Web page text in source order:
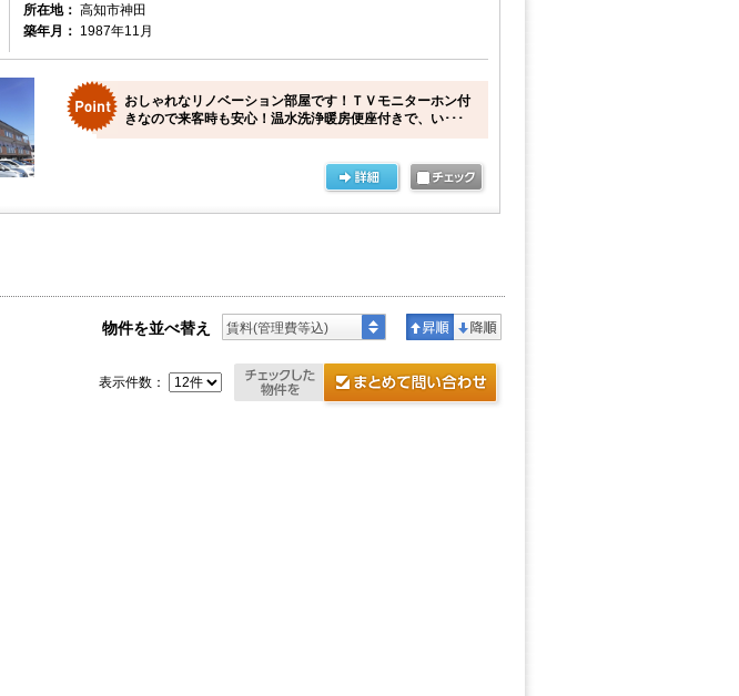
所在地： 高知市神田
築年月： 1987年11月
おしゃれなリノベーション部屋です！ＴＶモニターホン付
きなので来客時も安心！温水洗浄暖房便座付きで、い･･･
物件を並べ替え 賃料(管理費等込)
表示件数：